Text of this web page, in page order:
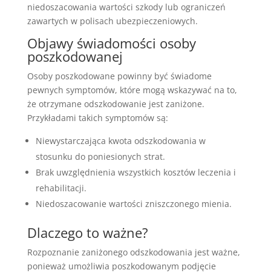
niedoszacowania wartości szkody lub ograniczeń
zawartych w polisach ubezpieczeniowych.
Objawy świadomości osoby
poszkodowanej
Osoby poszkodowane powinny być świadome
pewnych symptomów, które mogą wskazywać na to,
że otrzymane odszkodowanie jest zaniżone.
Przykładami takich symptomów są:
Niewystarczająca kwota odszkodowania w
stosunku do poniesionych strat.
Brak uwzględnienia wszystkich kosztów leczenia i
rehabilitacji.
Niedoszacowanie wartości zniszczonego mienia.
Dlaczego to ważne?
Rozpoznanie zaniżonego odszkodowania jest ważne,
ponieważ umożliwia poszkodowanym podjęcie